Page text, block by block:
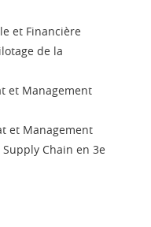
et Financière
de la
et Management
et Management
Chain en 3e